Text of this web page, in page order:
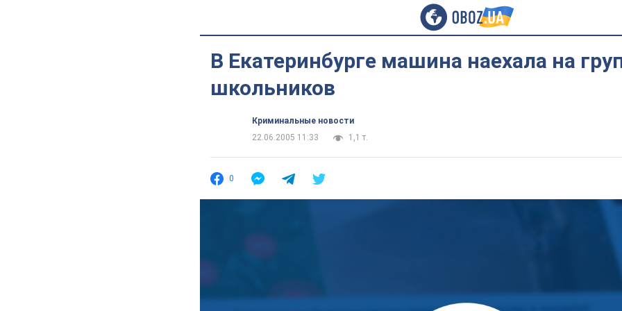
В Екатеринбурге машина наехала на
школьников
Криминальные новости
22.06.2005 11:33
1,1 т.
0